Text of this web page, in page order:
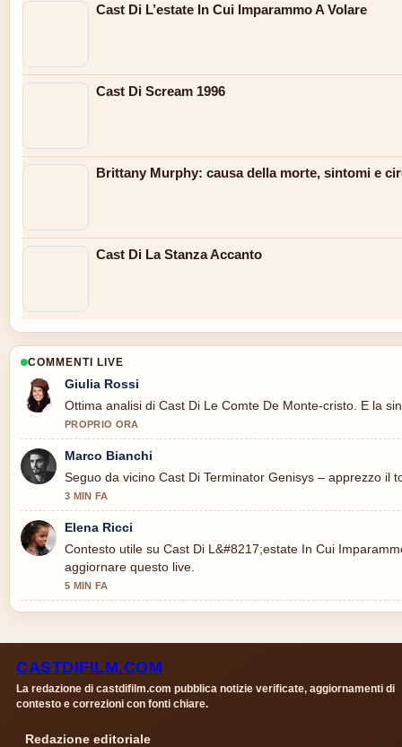
Cast Di L’estate In Cui Imparammo A Volare
Cast Di Scream 1996
Brittany Murphy: causa della morte, sintomi e
Cast Di La Stanza Accanto
COMMENTI LIVE
Giulia Rossi
Ottima analisi di Cast Di Le Comte De Monte-cristo. E la
PROPRIO ORA
Marco Bianchi
Seguo da vicino Cast Di Terminator Genisys – apprezzo il
3 MIN FA
Elena Ricci
Contesto utile su Cast Di L&#8217;estate In Cui
aggiornare questo live.
5 MIN FA
CASTDIFILM.COM
La redazione di castdifilm.com pubblica notizie verificate, aggiornamenti di
contesto e correzioni con fonti chiare.
Redazione editoriale